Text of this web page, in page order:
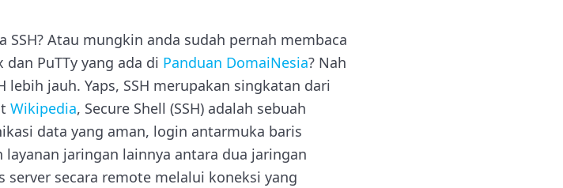
SSH? Atau mungkin anda sudah pernah membaca
dan PuTTy yang ada di Panduan DomaiNesia? Nah
lebih jauh. Yaps, SSH merupakan singkatan dari
Wikipedia, Secure Shell (SSH) adalah sebuah
data yang aman, login antarmuka baris
jaringan lainnya antara dua jaringan
server secara remote melalui koneksi yang